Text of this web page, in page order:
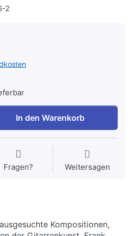
2
In den Warenkorb
Fragen? Weitersagen
Kompositionen,